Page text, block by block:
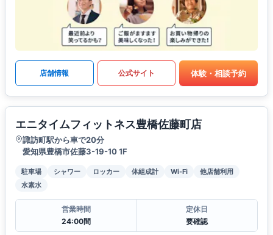
店舗情報 公式サイト 体験・相談予約
エニタイムフィットネス豊橋佐藤町店
諏訪町駅から車で20分
愛知県豊橋市佐藤3-19-10 1F
駐車場 シャワー ロッカー 体組成計 Wi-Fi
他店舗利用
水素水
営業時間
24:00間
定休日
要確認